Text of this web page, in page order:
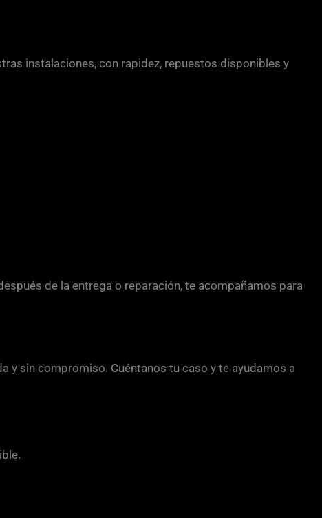
instalaciones, con rapidez, repuestos disponibles y
de la entrega o reparación, te acompañamos para
y sin compromiso. Cuéntanos tu caso y te ayudamos a